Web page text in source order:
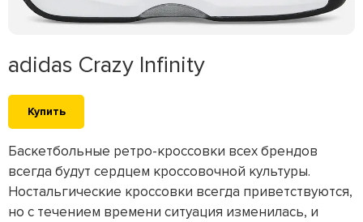
adidas Crazy Infinity
Купить
Баскетбольные ретро-кроссовки всех брендов
всегда будут сердцем кроссовочной культуры.
Ностальгические кроссовки всегда приветствуются,
но с течением времени ситуация изменилась, и